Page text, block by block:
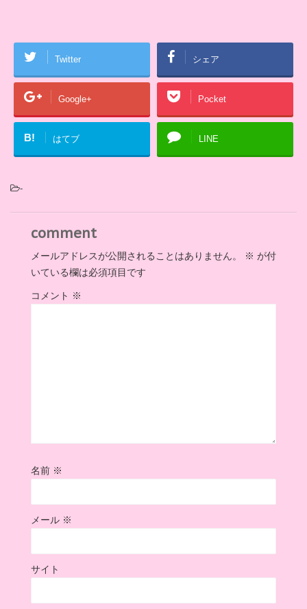
Twitter シェア
Google+ Pocket
B! はてブ LINE
-
comment
メールアドレスが公開されることはありません。 ※ が付
いている欄は必須項目です
コメント ※
名前 ※
メール ※
サイト